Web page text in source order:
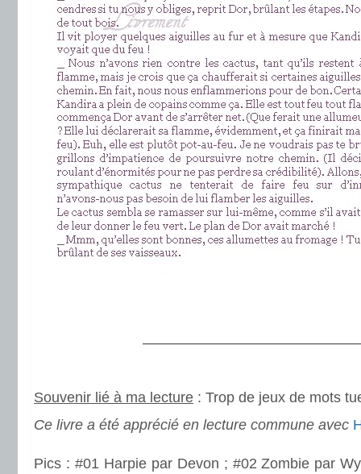
Souvenir lié à ma lecture : Trop de jeux de mots
Ce livre a été apprécié en lecture commune avec
Pics : #01 Harpie par Devon ; #02 Zombie par